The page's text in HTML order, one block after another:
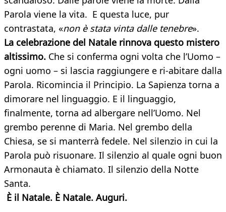
Parola viene la vita. E questa luce, pur
contrastata, «non è stata vinta dalle tenebre».
La celebrazione del Natale rinnova questo mistero
altissimo. Che si conferma ogni volta che l’Uomo –
ogni uomo – si lascia raggiungere e ri-abitare dalla
Parola. Ricomincia il Principio. La Sapienza torna a
dimorare nel linguaggio. E il linguaggio,
finalmente, torna ad albergare nell’Uomo. Nel
grembo perenne di Maria. Nel grembo della
Chiesa, se si manterrà fedele. Nel silenzio in cui la
Parola può risuonare. Il silenzio al quale ogni buon
Armonauta è chiamato. Il silenzio della Notte
Santa.
È il Natale. È Natale. Auguri.